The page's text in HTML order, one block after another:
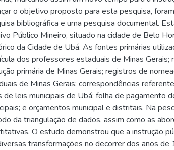
o objetivo proposto para esta pesquisa,
bibliográfica e uma pesquisa documental.
Público Mineiro, situado na cidade de Belo
da Cidade de Ubá. As fontes primárias
dos professores estaduais de Minas Gerais;
primária de Minas Gerais; registros de
de Minas Gerais; correspondências
de leis municipais de Ubá; folha de pagamento
e orçamentos municipal e distritais. Na
da triangulação de dados, assim como as
O estudo demonstrou que a instrução
transformações no decorrer dos anos